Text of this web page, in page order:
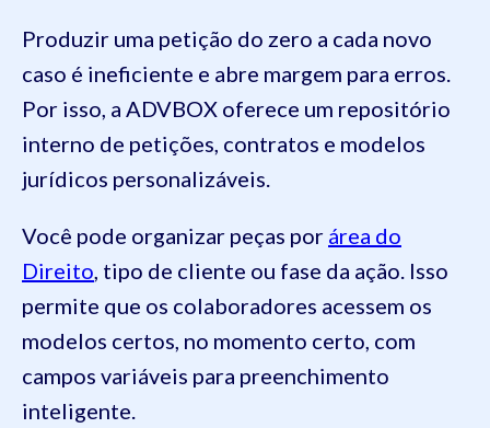
Produzir uma petição do zero a cada novo
caso é ineficiente e abre margem para erros.
Por isso, a ADVBOX oferece um repositório
interno de petições, contratos e modelos
jurídicos personalizáveis.
Você pode organizar peças por área do
Direito , tipo de cliente ou fase da ação. Isso
permite que os colaboradores acessem os
modelos certos, no momento certo, com
campos variáveis para preenchimento
inteligente.